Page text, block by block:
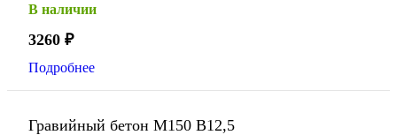
В наличии
3260 ₽
Подробнее
Гравийный бетон М150 В12,5